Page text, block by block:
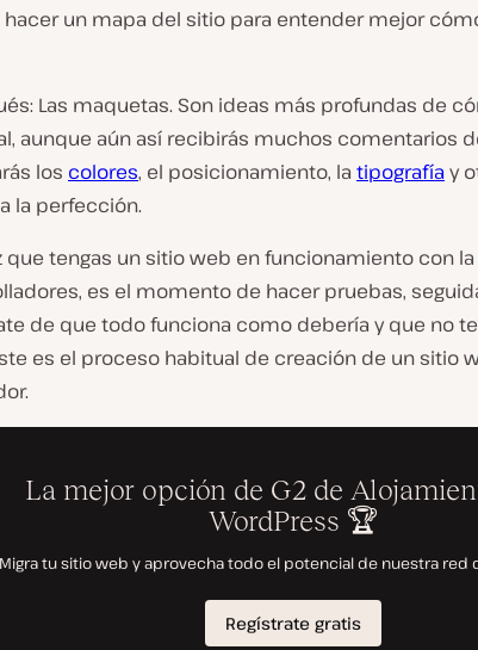
hacer un mapa del sitio para entender mejor
Las maquetas. Son ideas más profundas de
aunque aún así recibirás muchos comentarios
los colores, el posicionamiento, la tipografíay
la perfección.
que tengas un sitio web en funcionamiento con
es el momento de hacer pruebas,
de que todo funciona como debería y que no
es el proceso habitual de creación de un sitio